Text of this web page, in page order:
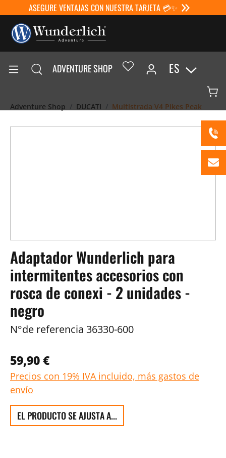
ASEGURE VENTAJAS CON NUESTRA TARJETA 💳✨
ADVENTURE SHOP ES
Adventure Shop DUCATI Multistrada V4 Pikes Peak
Adaptador Wunderlich para
intermitentes accesorios con
rosca de conexi - 2 unidades -
negro
N°de referencia 36330-600
59,90 €
Precios con 19% IVA incluido, más gastos de
envío
EL PRODUCTO SE AJUSTA A...